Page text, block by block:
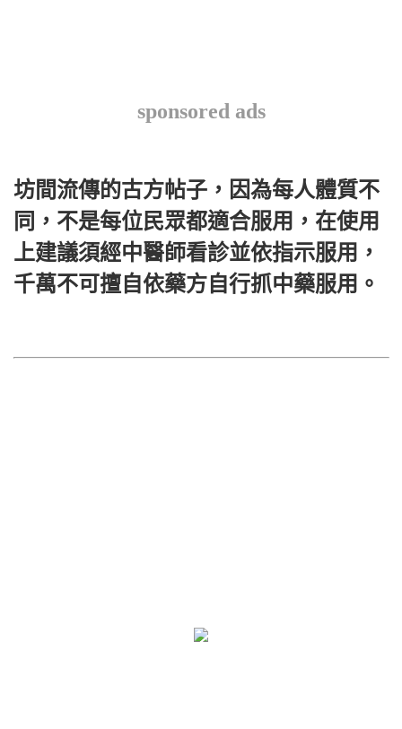
sponsored ads
坊間流傳的古方帖子，因為每人體質不
同，不是每位民眾都適合服用，在使用
上建議須經中醫師看診並依指示服用，
千萬不可擅自依藥方自行抓中藥服用。